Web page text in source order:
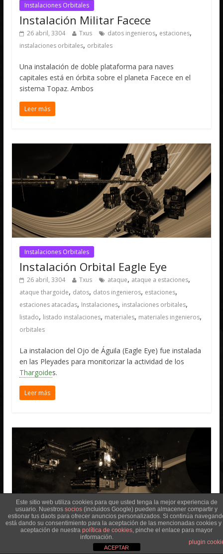
Instalaciones Orbitales
Instalación Militar Facece
26 abril, 3304 Txus datos ingenieros, estaciones,
instalaciones orbitales, orbitales
Una instalación de doble plataforma para naves
capitales está en órbita sobre el planeta Facece en el
sistema Topaz. Ambos
Leer más
Instalaciones Orbitales
Instalación Orbital Eagle Eye
26 abril, 3304 Txus ataque, ataque a estaciones,
ataque thargoide, datos, datos ingenieros, estaciones,
estaciones atacadas, Instalaciones, instalaciones orbitales,
listado, listado instalaciones, materiales, materiales ingenieros,
orbitales
La instalacion del Ojo de Águila (Eagle Eye) fue instalada
en las Pleyades para monitorizar la actividad de los
Thargoides.
Leer más
Instalaciones Orbitales
Este sitio web utiliza cookies para que usted tenga la mejor experiencia de
usuario. Nuestros socios (incluidos Google) pueden almacener compartir y
estionar tus daots para ofrecer anuncios personalizados. Si continúa
está dando su consentimiento para la aceptación de las mencionadas cookies y
aceptación de nuestra política de cookies, pinche el enlace para mayor
información.
plugin
ACEPTAR